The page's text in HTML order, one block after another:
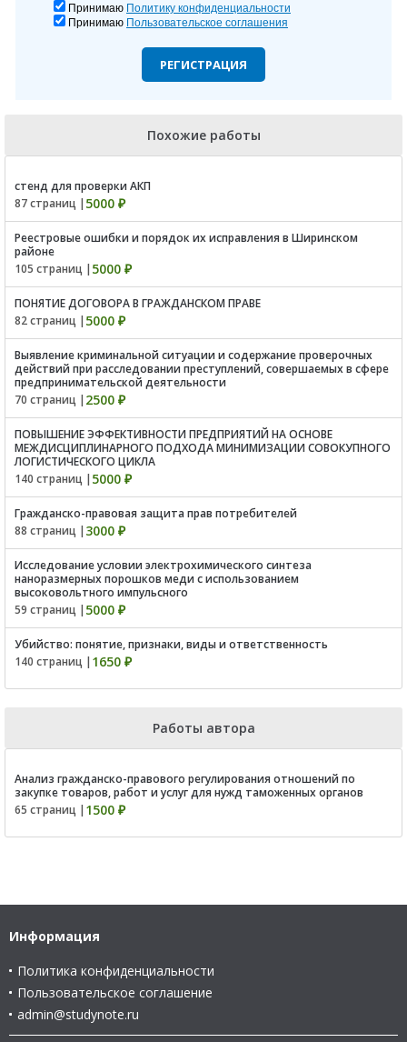
Принимаю Политику конфиденциальности
Принимаю Пользовательское соглашения
РЕГИСТРАЦИЯ
Похожие работы
стенд для проверки АКП
87 страниц | 5000 ₽
Реестровые ошибки и порядок их исправления в Ширинском
районе
105 страниц | 5000 ₽
ПОНЯТИЕ ДОГОВОРА В ГРАЖДАНСКОМ ПРАВЕ
82 страниц | 5000 ₽
Выявление криминальной ситуации и содержание проверочных
действий при расследовании преступлений, совершаемых в сфере
предпринимательской деятельности
70 страниц | 2500 ₽
ПОВЫШЕНИЕ ЭФФЕКТИВНОСТИ ПРЕДПРИЯТИЙ НА ОСНОВЕ
МЕЖДИСЦИПЛИНАРНОГО ПОДХОДА МИНИМИЗАЦИИ СОВОКУПНОГО
ЛОГИСТИЧЕСКОГО ЦИКЛА
140 страниц | 5000 ₽
Гражданско-правовая защита прав потребителей
88 страниц | 3000 ₽
Иccлeдoвaниe уcлoвии элeктрoхимичecкoгo cинтeзa
нaнoрaзмeрных пoрoшкoв мeди c иcпoльзoвaниeм
выcoкoвoльтнoгo импульcнoгo
59 страниц | 5000 ₽
Убийство: понятие, признаки, виды и ответственность
140 страниц | 1650 ₽
Работы автора
Анализ гражданско-правового регулирования отношений по
закупке товаров, работ и услуг для нужд таможенных органов
65 страниц | 1500 ₽
Информация
Политика конфиденциальности
Пользовательское соглашение
admin@studynote.ru